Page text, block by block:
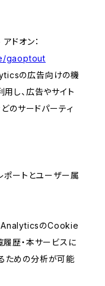
ドオン：
gaoptout
の広告向けの機
用し、広告やサイト
サードパーティ
ートとユーザー属
AnalyticsのCookie
履歴・本サービスに
ための分析が可能